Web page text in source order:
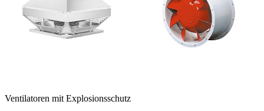
Ventilatoren mit Explosionsschutz